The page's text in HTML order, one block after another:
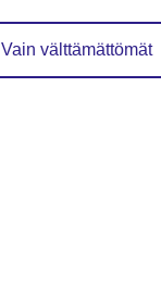
Evästekäytännöt
Vain välttämättömät